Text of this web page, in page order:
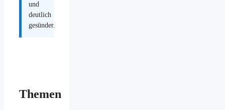
und
deutlich
gesünder.
Themen